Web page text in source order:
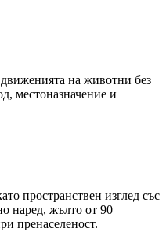
на животни без
местоназначение и
пространствен изглед със
наред, жълто от 90
пренаселеност.